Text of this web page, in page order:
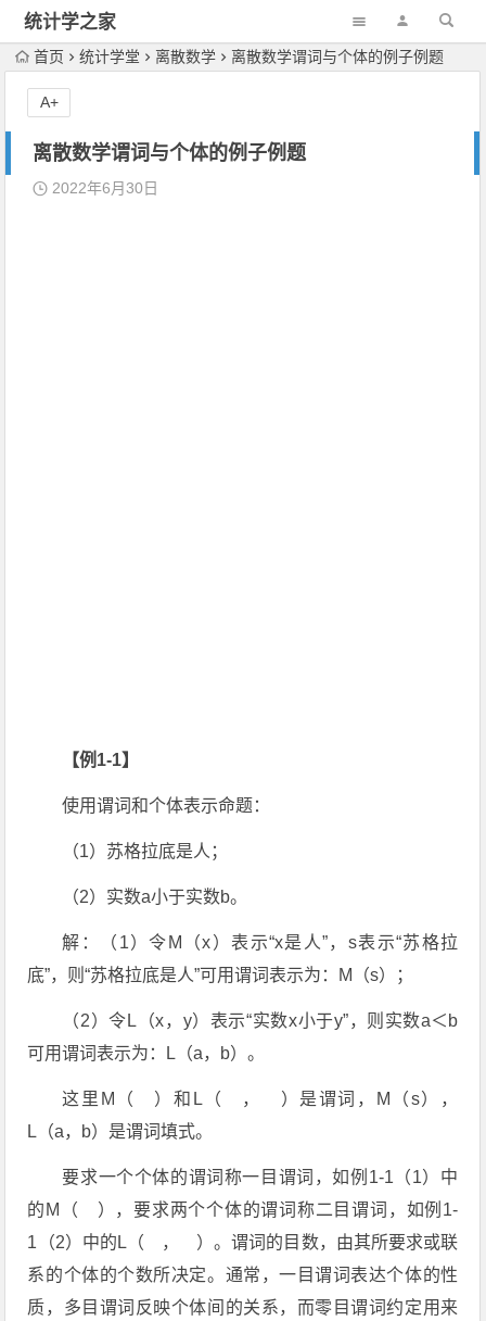
统计学之家
首页 统计学堂 离散数学 离散数学谓词与个体的例子例题
离散数学谓词与个体的例子例题
2022年6月30日
【例1-1】
使用谓词和个体表示命题：
（1）苏格拉底是人；
（2）实数a小于实数b。
解：（1）令M（x）表示“x是人”，s表示“苏格拉
底”，则“苏格拉底是人”可用谓词表示为：M（s）；
（2）令L（x，y）表示“实数x小于y”，则实数a＜b
可用谓词表示为：L（a，b）。
这里M（ ）和L（ ， ）是谓词，M（s），
L（a，b）是谓词填式。
要求一个个体的谓词称一目谓词，如例1-1（1）中
的M（ ），要求两个个体的谓词称二目谓词，如例1-
1（2）中的L（ ， ）。谓词的目数，由其所要求或联
系的个体的个数所决定。通常，一目谓词表达个体的性
质，多目谓词反映个体间的关系，而零目谓词约定用来
A+